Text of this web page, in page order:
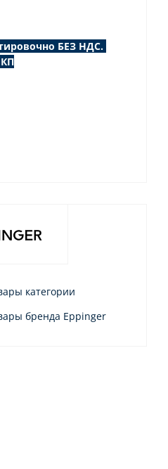
БЕЗ НДС.
категории
бренда Eppinger